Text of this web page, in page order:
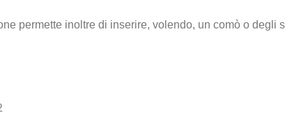
permette inoltre di inserire, volendo, un comò o degli